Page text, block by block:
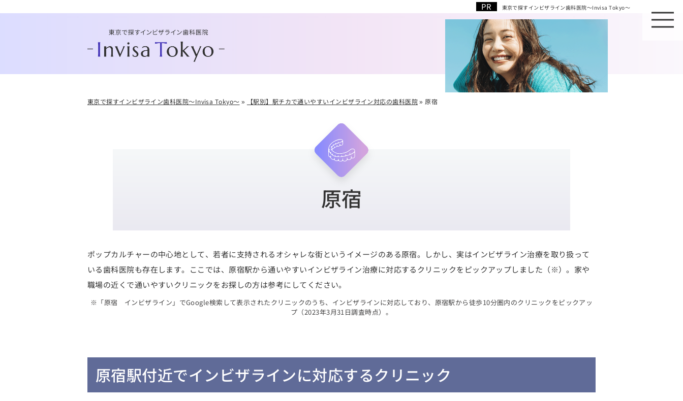
東京で探すインビザライン歯科医院～Invisa Tokyo～
東京で探すインビザライン歯科医院～Invisa Tokyo～ » 【駅別】駅チカで通いやすいインビザライン対応の歯科医院» 原宿
原宿
ポップカルチャーの中心地として、若者に支持されるオシャレな街というイメージのある原宿。しかし、実はインビザライン治療を取り扱って
いる歯科医院も存在します。ここでは、原宿駅から通いやすいインビザライン治療に対応するクリニックをピックアップしました（※）。家や
職場の近くで通いやすいクリニックをお探しの方は参考にしてください。
※「原宿 インビザライン」でGoogle検索して表示されたクリニックのうち、インビザラインに対応しており、原宿駅から徒歩10分圏内のクリニックをピックアッ
プ（2023年3月31日調査時点）。
原宿駅付近でインビザラインに対応するクリニック